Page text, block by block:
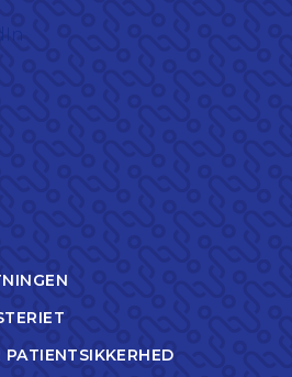
PATIENTSIKKERHED